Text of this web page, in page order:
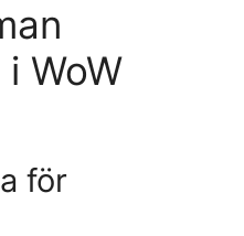
WoW
för